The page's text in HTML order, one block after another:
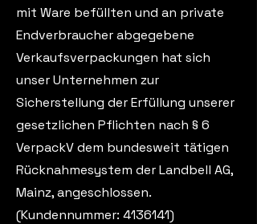
mit Ware befüllten und an private
Endverbraucher abgegebene
Verkaufsverpackungen hat sich
unser Unternehmen zur
Sicherstellung der Erfüllung unserer
gesetzlichen Pflichten nach § 6
VerpackV dem bundesweit tätigen
Rücknahmesystem der Landbell AG,
Mainz, angeschlossen.
(Kundennummer: 4136141)